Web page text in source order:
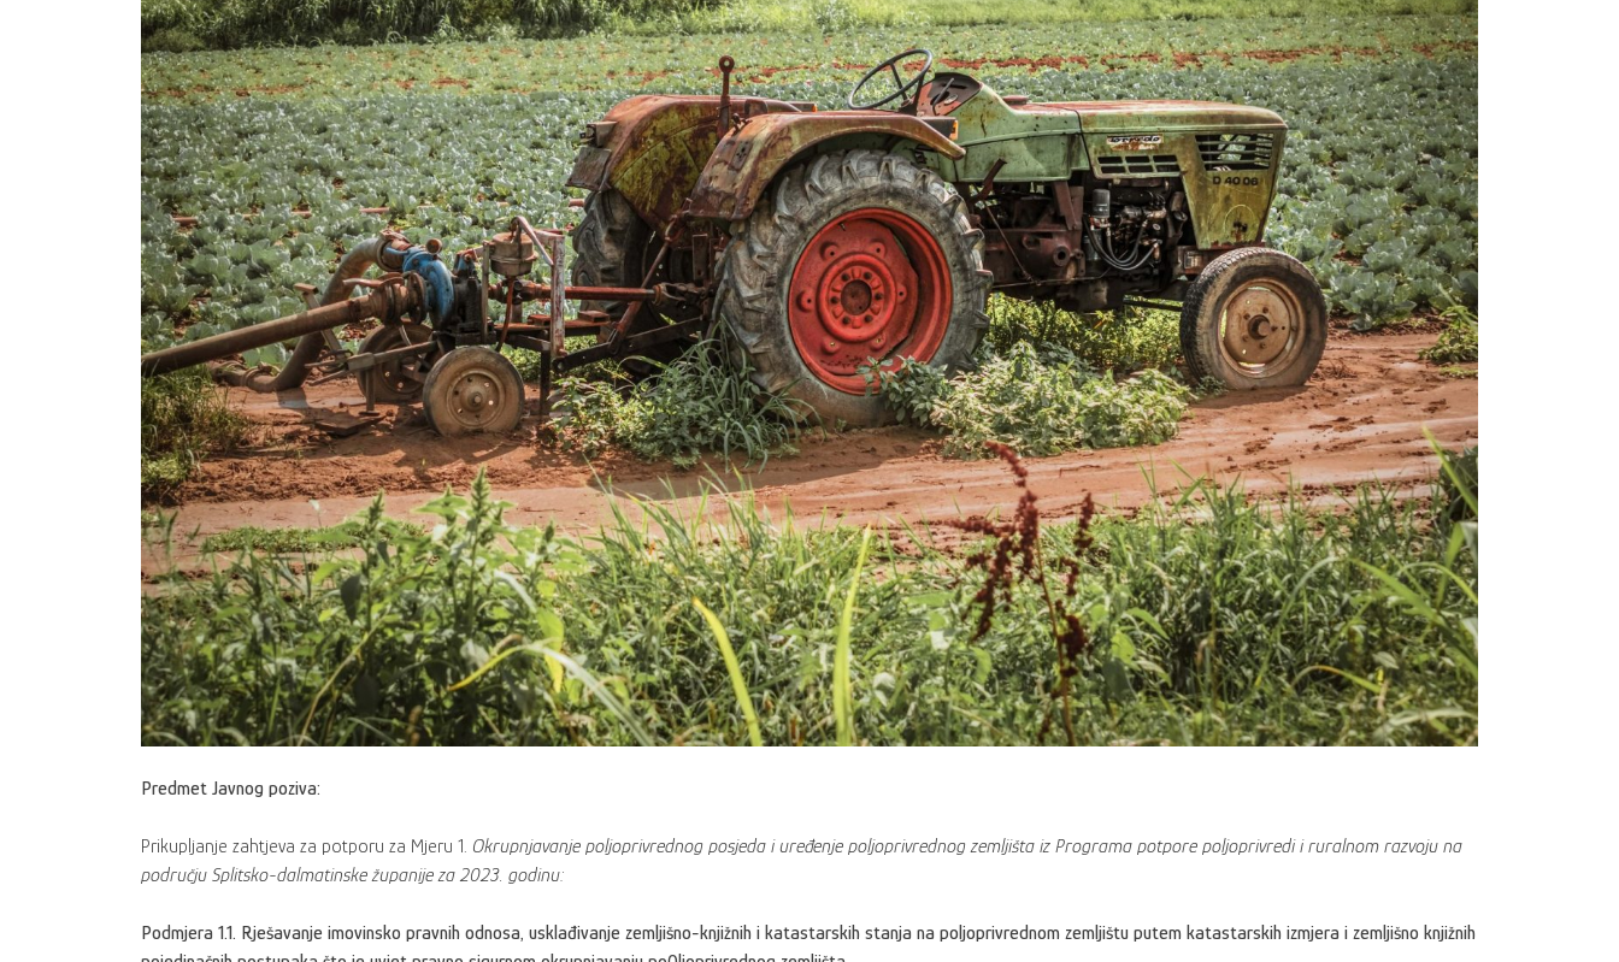
Predmet Javnog poziva:
Prikupljanje zahtjeva za potporu za Mjeru 1. Okrupnjavanje poljoprivrednog posjeda i uređenje poljoprivrednog zemljišta iz Programa potpore poljoprivredi i ruralnom razvoju na
području Splitsko-dalmatinske županije za 2023. godinu:
Podmjera 1.1. Rješavanje imovinsko pravnih odnosa, usklađivanje zemljišno-knjižnih i katastarskih stanja na poljoprivrednom zemljištu putem katastarskih izmjera i zemljišno knjižnih